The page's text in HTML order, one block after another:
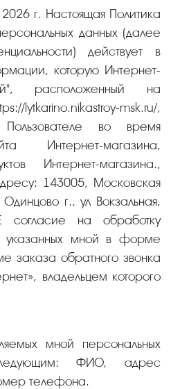
данных (далее
действует в
которую Интернет-
расположенный на
lytkarino.nikastroy-msk.ru/,
во время
Интернет-магазина,
Интернет-магазина.,
143005, Московская
г., ул Вокзальная,
на обработку
указанных мной в форме
заказа обратного звонка
владельцем которого
мной персональных
ФИО, адрес
телефона.